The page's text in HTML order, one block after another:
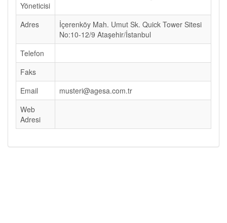
Yöneticisi
Adres
İçerenköy Mah. Umut Sk. Quick Tower Sitesi
No:10-12/9 Ataşehir/İstanbul
Telefon
Faks
Email
musteri@agesa.com.tr
Web
Adresi